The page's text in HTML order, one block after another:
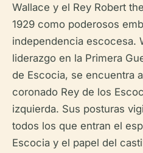
Wallace y el Rey Robert
1929 como poderosos
independencia escocesa.
liderazgo en la Primera
de Escocia, se encuentra
coronado Rey de los
izquierda. Sus posturas
todos los que entran el
Escocia y el papel del